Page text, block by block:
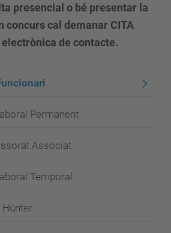
presencial o bé presentar la
concurs cal demanar CITA
electrònica de contacte.
Permanent
Associat
Temporal